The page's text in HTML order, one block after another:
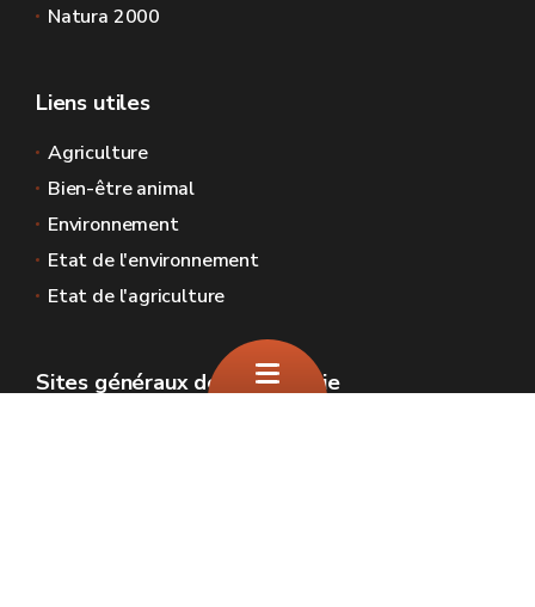
Natura 2000
Liens utiles
Agriculture
Bien-être animal
Environnement
Etat de l'environnement
Etat de l'agriculture
Sites généraux de la Wallonie